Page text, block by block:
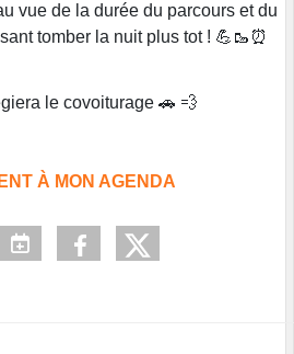
vue de la durée du parcours et du
tomber la nuit plus tot ! 💪🥾⏰
le covoiturage 🚗 💨
À MON AGENDA